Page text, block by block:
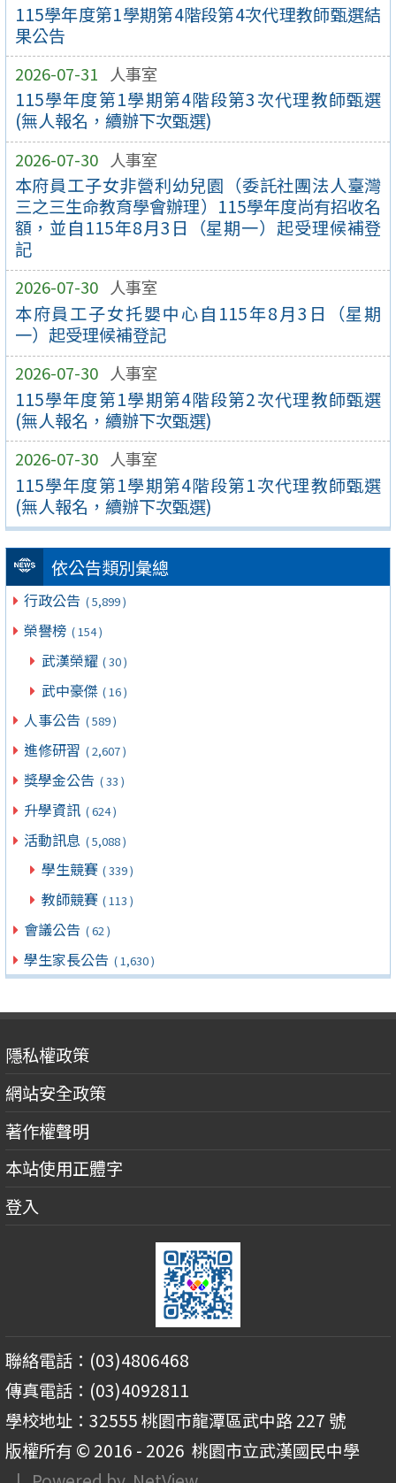
115學年度第1學期第4階段第4次代理教師甄選結
果公告
2026-07-31 人事室
115學年度第1學期第4階段第3次代理教師甄選
(無人報名，續辦下次甄選)
2026-07-30 人事室
本府員工子女非營利幼兒園（委託社團法人臺灣
三之三生命教育學會辦理）115學年度尚有招收名
額，並自115年8月3日（星期一）起受理候補登
記
2026-07-30 人事室
本府員工子女托嬰中心自115年8月3日（星期
一）起受理候補登記
2026-07-30 人事室
115學年度第1學期第4階段第2次代理教師甄選
(無人報名，續辦下次甄選)
2026-07-30 人事室
115學年度第1學期第4階段第1次代理教師甄選
(無人報名，續辦下次甄選)
依公告類別彙總
行政公告 ( 5,899 )
榮譽榜 ( 154 )
武漢榮耀 ( 30 )
武中豪傑 ( 16 )
人事公告 ( 589 )
進修研習 ( 2,607 )
獎學金公告 ( 33 )
升學資訊 ( 624 )
活動訊息 ( 5,088 )
學生競賽 ( 339 )
教師競賽 ( 113 )
會議公告 ( 62 )
學生家長公告 ( 1,630 )
隱私權政策
網站安全政策
著作權聲明
本站使用正體字
登入
聯絡電話：(03)4806468
傳真電話：(03)4092811
學校地址：32555 桃園市龍潭區武中路 227 號
版權所有 © 2016 - 2026 桃園市立武漢國民中學